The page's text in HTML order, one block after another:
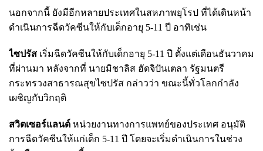
นอกจากนี้ ยังมีอีกหลายประเทศในสหภาพยุโรป ที่ได้เดินหน้า
ดำเนินการฉีดวัคซีนให้กับเด็กอายุ 5-11 ปี อาทิเช่น
ไซปรัส เริ่มฉีดวัคซีนให้กับเด็กอายุ 5-11 ปี ตั้งแต่เดือนธันวาคม
ที่ผ่านมา หลังจากที่ นายมิชาลิส ฮัดจิปันเตลา รัฐมนตรี
กระทรวงสาธารณสุขไซปรัส กล่าวว่า ขณะนี้ทั่วโลกกำลัง
เผชิญกับวิกฤติ
สวิตเซอร์แลนด์ หน่วยงานทางการแพทย์ของประเทศ อนุมัติ
การฉีดวัคซีนให้แก่เด็ก 5-11 ปี โดยจะเริ่มดำเนินการในช่วง